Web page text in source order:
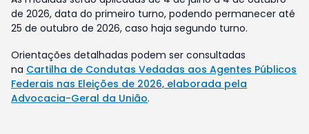
de 2026, data do primeiro turno, podendo permanecer até
25 de outubro de 2026, caso haja segundo turno.
Orientações detalhadas podem ser consultadas
na Cartilha de Condutas Vedadas aos Agentes Públicos
Federais nas Eleições de 2026, elaborada pela
Advocacia-Geral da União.